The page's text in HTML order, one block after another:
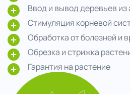
Ввод и вывод деревьев из
Стимуляция корневой
Обработка от болезней и
Обрезка и стрижка
Гарантия на растение